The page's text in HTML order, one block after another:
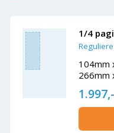
1/4
104mm
266mm
1.997,-